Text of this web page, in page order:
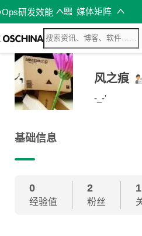
研发效能 媒体矩阵
风之痕
-_-'
基础信息
0
经验值
2
粉丝
1